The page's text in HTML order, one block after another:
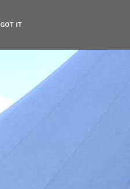
GOT IT